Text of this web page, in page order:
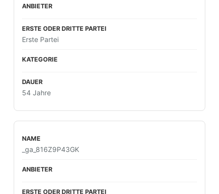
Erste Partei
54 Jahre
_ga_816Z9P43GK